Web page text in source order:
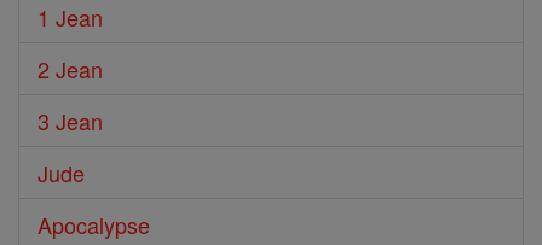
1 Jean
2 Jean
3 Jean
Jude
Apocalypse